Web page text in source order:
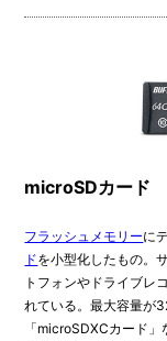
microSDカード
フラッシュメモリーに
ドを小型化したもの。
トフォンやドライブレ
れている。最大容量が
「microSDXCカード